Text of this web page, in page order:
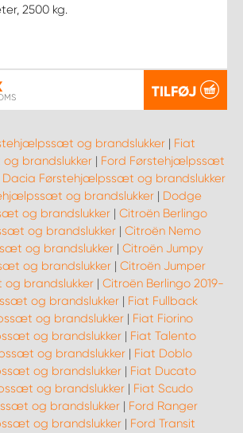
2500 kg.
TILFØJ
og brandslukker | Fiat
brandslukker | Ford Førstehjælpssæt
Dacia Førstehjælpssæt og brandslukker
og brandslukker| Dodge
og brandslukker| Citroën Berlingo
og brandslukker | Citroën Nemo
og brandslukker | Citroën Jumpy
og brandslukker | Citroën Jumper
brandslukker| Citroën Berlingo 2019-
og brandslukker | Fiat Fullback
og brandslukker | Fiat Fiorino
og brandslukker| Fiat Talento
og brandslukker| Fiat Doblo
og brandslukker| Fiat Ducato
og brandslukker| Fiat Scudo
og brandslukker| Ford Ranger
og brandslukker | Ford Transit